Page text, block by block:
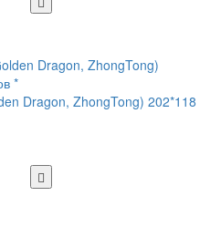
Dragon, ZhongTong) 202*118